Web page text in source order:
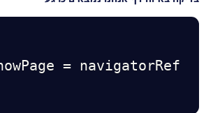
= navigatorRef